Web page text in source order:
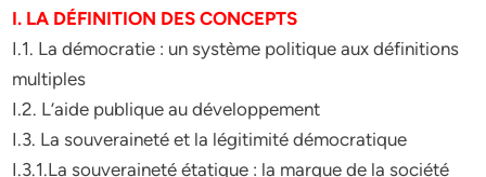
I. LA DÉFINITION DES CONCEPTS
I.1. La démocratie : un système politique aux définitions
multiples
I.2. L’aide publique au développement
I.3. La souveraineté et la légitimité démocratique
I.3.1.La souveraineté étatique : la marque de la société